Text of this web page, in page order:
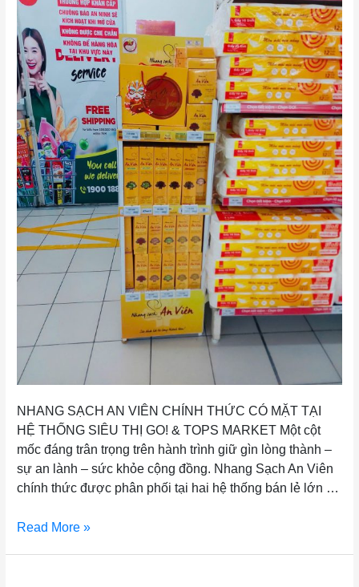
NHANG SẠCH AN VIÊN CHÍNH THỨC CÓ MẶT TẠI
HỆ THỐNG SIÊU THỊ GO! & TOPS MARKET Một cột
mốc đáng trân trọng trên hành trình giữ gìn lòng thành –
sự an lành – sức khỏe cộng đồng. Nhang Sạch An Viên
chính thức được phân phối tại hai hệ thống bán lẻ lớn …
Read More »